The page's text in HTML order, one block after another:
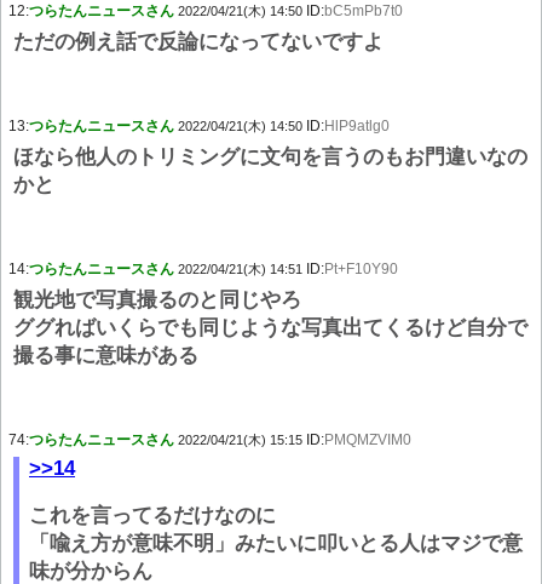
12:つらたんニュースさん 2022/04/21(木) 14:50 ID:bC5mPb7t0
ただの例え話で反論になってないですよ
13:つらたんニュースさん 2022/04/21(木) 14:50 ID:HlP9atlg0
ほなら他人のトリミングに文句を言うのもお門違いなの
かと
14:つらたんニュースさん 2022/04/21(木) 14:51 ID:Pt+F10Y90
観光地で写真撮るのと同じやろ
ググればいくらでも同じような写真出てくるけど自分で
撮る事に意味がある
74:つらたんニュースさん 2022/04/21(木) 15:15 ID:PMQMZVIM0
>>14
これを言ってるだけなのに
「喩え方が意味不明」みたいに叩いとる人はマジで意
味が分からん